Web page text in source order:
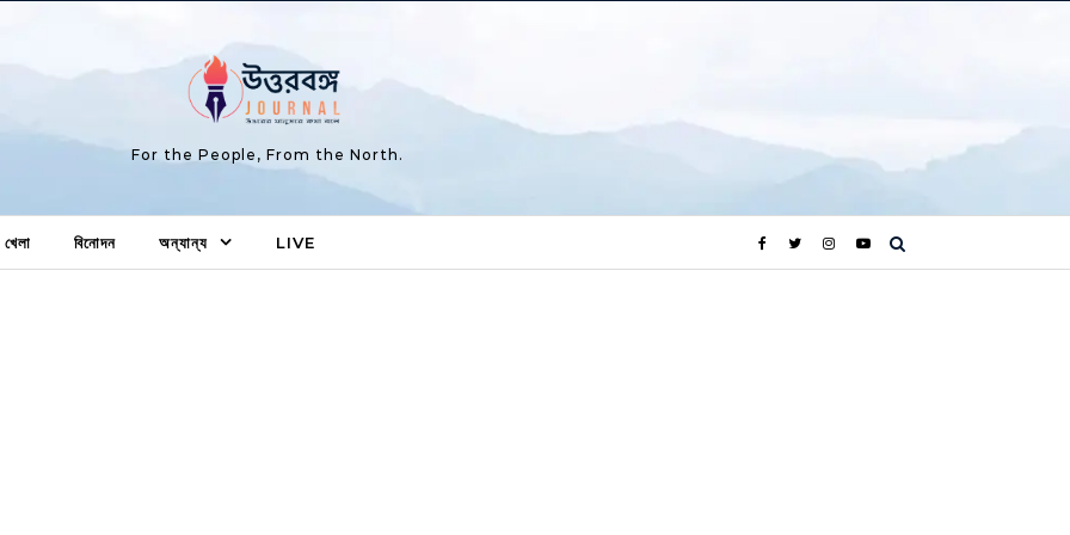
For the People, From the North.
খেলা বিনোদন অন্যান্য LIVE